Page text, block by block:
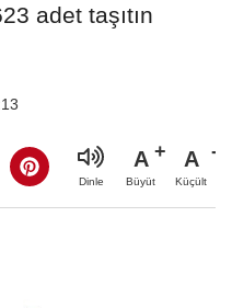
adet taşıtın
Dinle
A
Büyüt
A
Küçült